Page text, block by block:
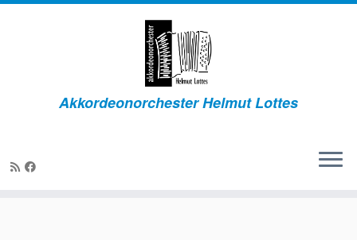
Zum
Akkordeonorchester Helmut Lottes